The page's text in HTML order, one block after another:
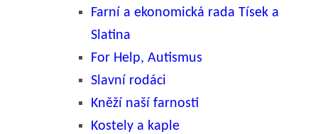
Farní a ekonomická rada Tísek a
Slatina
For Help, Autismus
Slavní rodáci
Kněží naší farnosti
Kostely a kaple